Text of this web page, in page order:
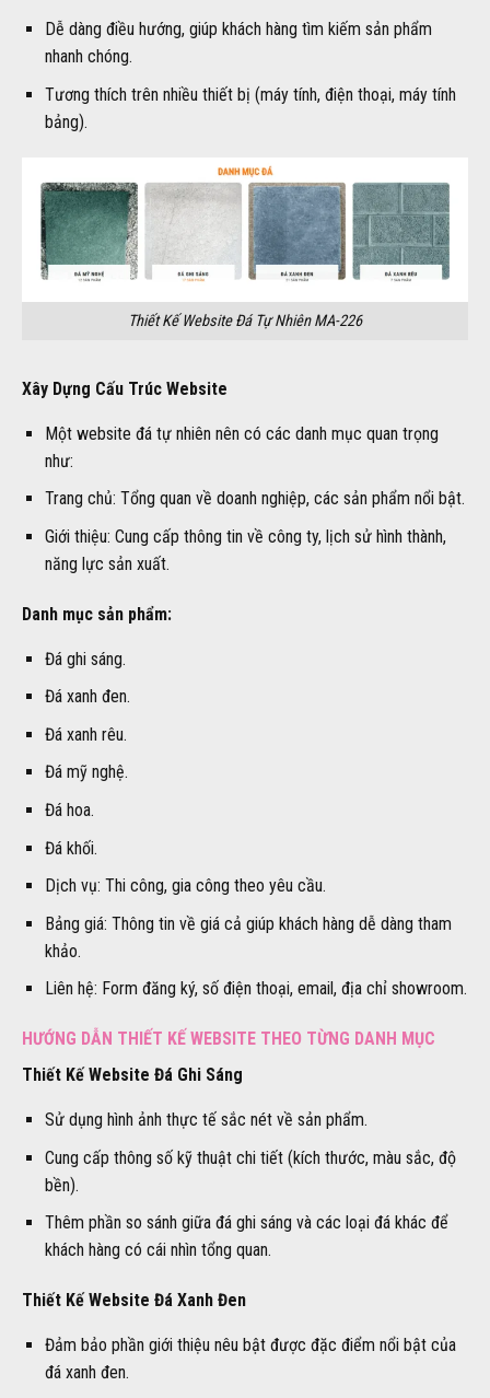
Dễ dàng điều hướng, giúp khách hàng tìm kiếm sản phẩm
nhanh chóng.
Tương thích trên nhiều thiết bị (máy tính, điện thoại, máy tính
bảng).
Thiết Kế Website Đá Tự Nhiên MA-226
Xây Dựng Cấu Trúc Website
Một website đá tự nhiên nên có các danh mục quan trọng
như:
Trang chủ: Tổng quan về doanh nghiệp, các sản phẩm nổi bật.
Giới thiệu: Cung cấp thông tin về công ty, lịch sử hình thành,
năng lực sản xuất.
Danh mục sản phẩm:
Đá ghi sáng.
Đá xanh đen.
Đá xanh rêu.
Đá mỹ nghệ.
Đá hoa.
Đá khối.
Dịch vụ: Thi công, gia công theo yêu cầu.
Bảng giá: Thông tin về giá cả giúp khách hàng dễ dàng tham
khảo.
Liên hệ: Form đăng ký, số điện thoại, email, địa chỉ showroom.
HƯỚNG DẪN THIẾT KẾ WEBSITE THEO TỪNG DANH MỤC
Thiết Kế Website Đá Ghi Sáng
Sử dụng hình ảnh thực tế sắc nét về sản phẩm.
Cung cấp thông số kỹ thuật chi tiết (kích thước, màu sắc, độ
bền).
Thêm phần so sánh giữa đá ghi sáng và các loại đá khác để
khách hàng có cái nhìn tổng quan.
Thiết Kế Website Đá Xanh Đen
Đảm bảo phần giới thiệu nêu bật được đặc điểm nổi bật của
đá xanh đen.